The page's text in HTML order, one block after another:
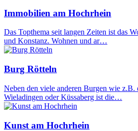
Immobilien am Hochrhein
Das Topthema seit langen Zeiten ist das
und Konstanz. Wohnen und ar…
Burg Rötteln
Neben den viele anderen Burgen wie z.B.
Wieladingen oder Küssaberg ist die…
Kunst am Hochrhein